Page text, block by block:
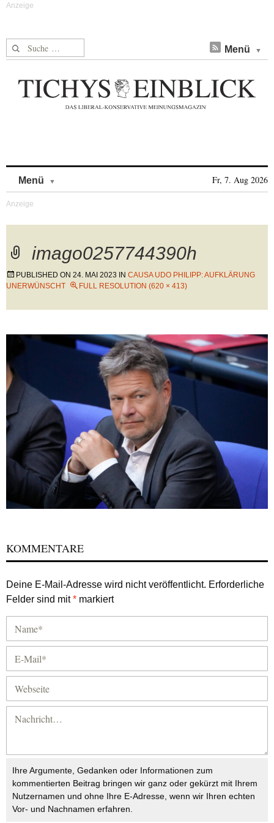
Suche nach: Menü
Menü Fr, 7. Aug 2026
imago0257744390h
PUBLISHED ON 24. MAI 2023 IN CAUSA UDO PHILIPP: AUFKLÄRUNG
UNERWÜNSCHT
FULL RESOLUTION (620 × 413)
KOMMENTARE
Deine E-Mail-Adresse wird nicht veröffentlicht. Erforderliche
Felder sind mit* markiert
Ihre Argumente, Gedanken oder Informationen zum
kommentierten Beitrag bringen wir ganz oder gekürzt mit Ihrem
Nutzernamen und ohne Ihre E-Adresse, wenn wir Ihren echten
Vor- und Nachnamen erfahren.